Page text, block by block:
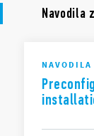
Navodila
NAVODILA